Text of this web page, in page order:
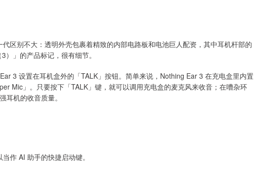
区别不大：透明外壳包裹着精致的内部电路板和电池巨人配资，其中耳机杆部的
」的产品标记，很有细节。
3 设置在耳机盒外的「TALK」按钮。简单来说，Nothing Ear 3 在充电盒里内置
Mic」。只要按下「TALK」键，就可以调用充电盒的麦克风来收音；在嘈杂环
耳机的收音质量。
作 AI 助手的快捷启动键。